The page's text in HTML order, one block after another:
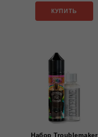
КУПИТЬ
Набор Troublemaker